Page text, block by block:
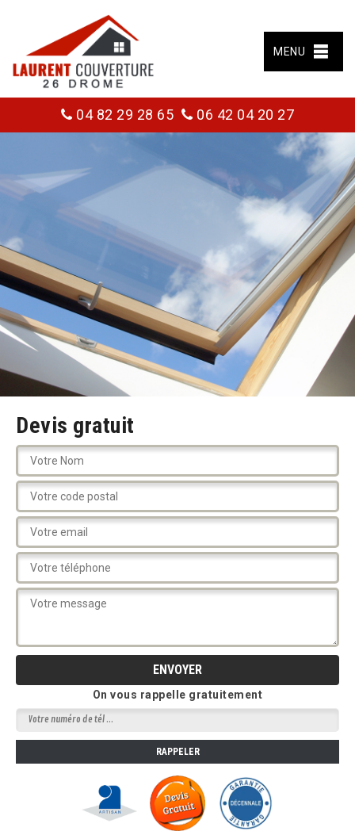
MENU
04 82 29 28 65 06 42 04 20 27
Devis gratuit
On vous rappelle gratuitement